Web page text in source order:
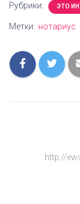
Рубрики: ЭТО
Метки: нотариус
http://